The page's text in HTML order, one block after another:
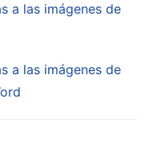
a las imágenes de
a las imágenes de